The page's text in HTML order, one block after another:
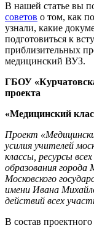
В нашей статье вы
советов о том, как
узнали, какие
подготовиться к
приблизительных
медицинский ВУЗ.
ГБОУ
проекта
«Медицинский
Проект
усилия учителей
классы, ресурсы
образования
Московского
имени Ивана
действий всех
В состав